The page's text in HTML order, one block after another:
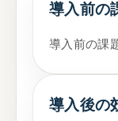
導入前の
導入前の課
導入後の